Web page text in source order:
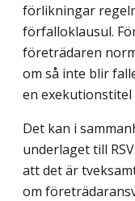
förlikningar
förfalloklausul.
företrädaren
om så inte blir
en
Det kan i
underlaget till
att det är
om